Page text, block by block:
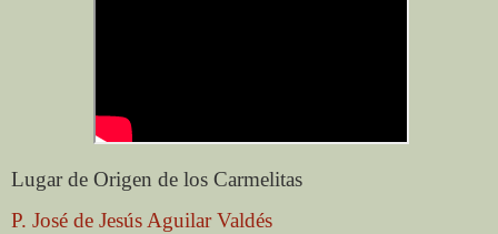
Lugar de Origen de los Carmelitas
P. José de Jesús Aguilar Valdés